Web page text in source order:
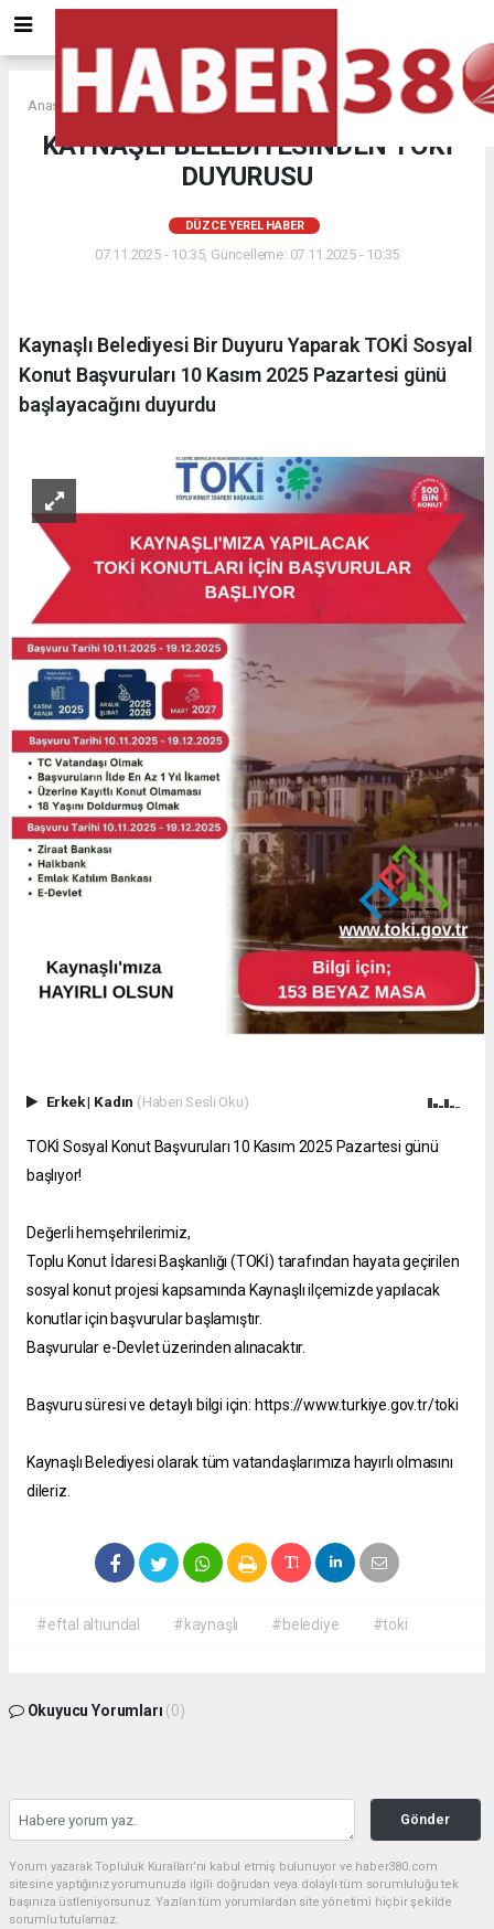
Anasayfa DÜZCE YEREL HABER
KAYNAŞLI BELEDİYESİNDEN TOKİ
DUYURUSU
DÜZCE YEREL HABER
07.11.2025 - 10:35, Güncelleme: 07.11.2025 - 10:35
Kaynaşlı Belediyesi Bir Duyuru Yaparak TOKİ Sosyal
Konut Başvuruları 10 Kasım 2025 Pazartesi günü
başlayacağını duyurdu
Erkek| Kadın (Haberi Sesli Oku)
TOKİ Sosyal Konut Başvuruları 10 Kasım 2025 Pazartesi günü
başlıyor!
Değerli hemşehrilerimiz,
Toplu Konut İdaresi Başkanlığı (TOKİ) tarafından hayata geçirilen
sosyal konut projesi kapsamında Kaynaşlı ilçemizde yapılacak
konutlar için başvurular başlamıştır.
Başvurular e-Devlet üzerinden alınacaktır.
Başvuru süresi ve detaylı bilgi için: https://www.turkiye.gov.tr/toki
Kaynaşlı Belediyesi olarak tüm vatandaşlarımıza hayırlı olmasını
dileriz.
#eftal altıundal #kaynaşlı #belediye #toki
Okuyucu Yorumları (0)
Gönder
Yorum yazarak Topluluk Kuralları’nı kabul etmiş bulunuyor ve haber380.com
sitesine yaptığınız yorumunuzla ilgili doğrudan veya dolaylı tüm sorumluluğu tek
başınıza üstleniyorsunuz. Yazılan tüm yorumlardan site yönetimi hiçbir şekilde
sorumlu tutulamaz.